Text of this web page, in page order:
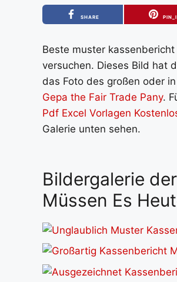
SHARE
Beste muster
versuchen. Dieses Bild hat
das Foto des großen oder
Gepa the Fair Trade Pany.
Pdf Excel Vorlagen
Galerie unten sehen.
Bildergalerie
Müssen Es